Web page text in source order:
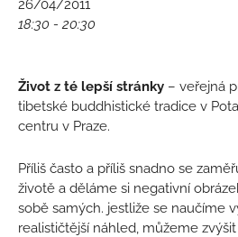
26/04/2011
18:30 - 20:30
Život z té lepší stránky – veřejná
tibetské buddhistické tradice v
centru v Praze.
Příliš často a příliš snadno se
životě a děláme si negativní
sobě samých. jestliže se naučíme
realističtější náhled, můžeme